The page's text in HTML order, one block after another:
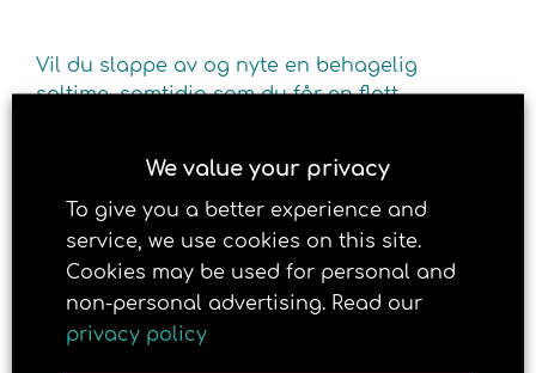
Vil du slappe av og nyte en behagelig
soltime, samtidig som du får en flott
viktige D-vitaminet!
We value your privacy
To give you a better experience and
service, we use cookies on this site.
Cookies may be used for personal and
non-personal advertising. Read our
privacy policy